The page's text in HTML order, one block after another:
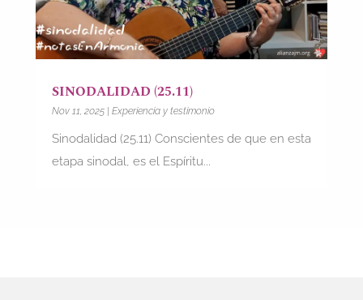
SINODALIDAD (25.11)
Nov 11, 2025| Experiencia y testimonio
Sinodalidad (25.11) Conscientes de que en esta
etapa sinodal, es el Espíritu...